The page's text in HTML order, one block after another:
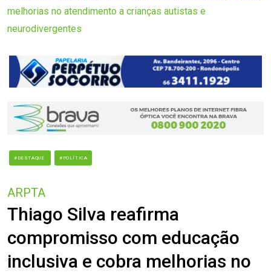
melhorias no atendimento a crianças autistas e
neurodivergentes
#DESTAQUE #POLÍTICA
ARPTA
Thiago Silva reafirma
compromisso com educação
inclusiva e cobra melhorias no